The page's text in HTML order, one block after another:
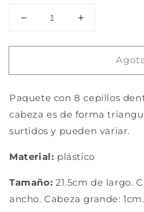
Reducir
para
de
cepillos
dentales
doble
cabeza
Aumentar
para
Paquete
de
cepillos
dentales
doble
Paquete con 8 cepillos
cabeza es de forma
surtidos y pueden variar.
Material: plástico
Tamaño: 21.5cm de largo.
ancho. Cabeza grande: 1cm.